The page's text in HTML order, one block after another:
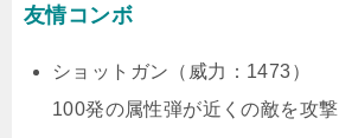
友情コンボ
ショットガン（威力：1473）
100発の属性弾が近くの敵を攻撃